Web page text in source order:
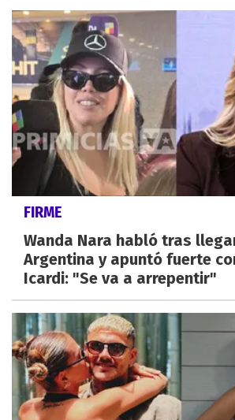
FIRME
Wanda Nara habló tras
Argentina y apuntó fuerte
Icardi: "Se va a arrepentir"